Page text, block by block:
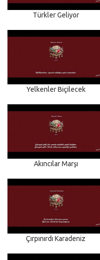
Türkler Geliyor
Yelkenler Biçilecek
Akıncılar Marşı
Çırpınırdı Karadeniz